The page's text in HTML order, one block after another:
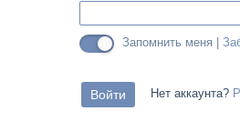
Запомнить меня |
Нет аккаунта?